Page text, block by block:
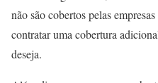
não são cobertos pelas
contratar uma cobertura
deseja.